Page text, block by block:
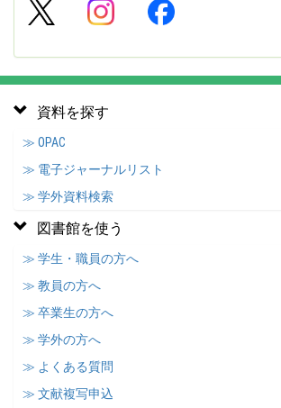
資料を探す
≫ OPAC
≫ 電子ジャーナルリスト
≫ 学外資料検索
図書館を使う
≫ 学生・職員の方へ
≫ 教員の方へ
≫ 卒業生の方へ
≫ 学外の方へ
≫ よくある質問
≫ 文献複写申込